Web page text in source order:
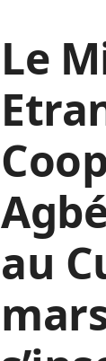
Le
au